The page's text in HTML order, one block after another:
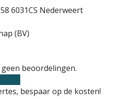
6031CS Nederweert
(BV)
beoordelingen.
bespaar op de kosten!